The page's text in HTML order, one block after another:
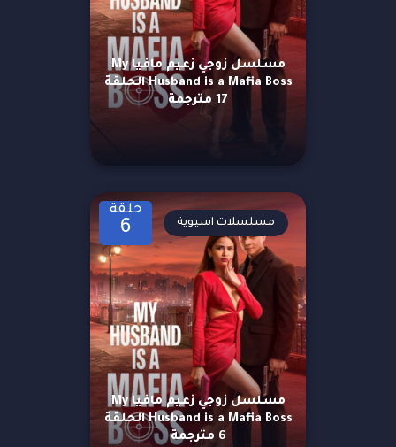
مسلسل زوجي زعيم مافيا My
Husband is a Mafia Boss الحلقة
17 مترجمة
حلقة
6
مسلسل زوجي زعيم مافيا My
Husband is a Mafia Boss الحلقة
6 مترجمة
مسلسلات اسيوية